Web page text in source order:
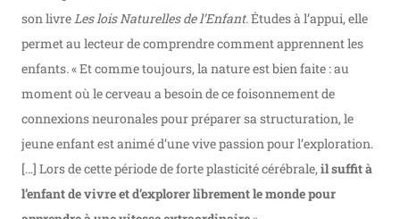
son livreLes lois Naturelles de l’Enfant.Études à l’appui, elle
permet au lecteur de comprendre comment apprennent les
enfants. « Et comme toujours, la nature est bien faite : au
moment où le cerveau a besoin de ce foisonnement de
connexions neuronales pour préparer sa structuration, le
jeune enfant est animé d’une vive passion pour l’exploration.
[…] Lors de cette période de forte plasticité cérébrale, il suffit à
l’enfant de vivre et d’explorer librement le monde pour